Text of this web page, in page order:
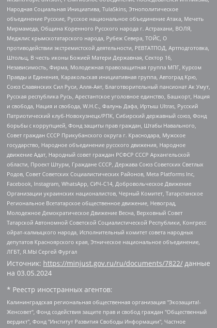
Народная Социальная Инициатива, TulaSkins, Этнополитическое
объединение Русские, Русское национальное объединение Атака, Мечеть
Мирмамеда, Община Коренного Русского народа г. Астрахани, ВОЛЯ,
Меджлис крымскотатарского народа, Рубеж Севера, ТОЙС, О
противодействии экстремистской деятельности, РЕВТАТПОД, Артподготовка,
Штольц, В честь иконы Божией Матери Державная, Сектор 16,
Независимость, Фирма, Молодежная правозащитная группа МПГ, Курсом
Правды и Единения, Каракольская инициативная группа, Автоград Крю,
Союз Славянских Сил Руси, Алля-Аят, Благотворительный пансионат Ак Умут,
Русская республика Русь, Арестантское уголовное единство, Башкорт, Нация
и свобода, Нация и свобода, W.H.С., Фалунь Дафа, Иртыш Ultras, Русский
Патриотический клуб-Новокузнецк/РПК, Сибирский державный союз, Фонд
борьбы с коррупцией, Фонд защиты прав граждан, Штабы Навального,
Совет граждан СССР Прикубанского округа г. Краснодара, Мужское
государство, Народное объединение русского движения, Народное
движение Адат, Народный совет граждан РСФСР СССР Архангельской
области, Проект Штурм, Граждане СССР, Держава Союз Советских Светлых
Родов, Совет Советских Социалистических Районов, Meta Platforms Inc,
Facebook, Instagram, WhatsApp, СИЧ-С14, Добровольческое Движение
Организации украинских националистов, Черный Комитет, Татарстанское
Региональное Всетатарское общественное движение, Невоград,
Молодежное Демократическое Движение Весна, Верховный Совет
Татарской Автономной Советской Социалистической Республики, Конгресс
ойрат-калмыцкого народа, Исполнительный комитет совета народных
депутатов Красноярского края, Этническое национальное объединение,
ЛГБТ, Я.МЫ Сергей Фургал
Источник: https://minjust.gov.ru/ru/documents/7822/ данные
на 03.05.2024
* Реестр иностранных агентов:
Калининградская региональная общественная организация "Экозащита!-Женсовет", Фонд содействия защите прав и свобод граждан "Общественный вердикт", Фонд "Институт Развития Свободы Информации", Частное учреждение "Информационное агентство МЕМО. РУ", Региональная общественная организация "Общественная комиссия по сохранению наследия академика Сахарова", Фонд поддержки свободы прессы, Санкт-Петербургская общественная правозащитная организация "Гражданский контроль", Межрегиональная общественная организация "Информационно-просветительский центр "Мемориал", Региональный Фонд "Центр Защиты Прав Средств Массовой Информации", с 05.12.2023 Фонд "Центр Защиты Прав Средств массовой информации", Региональная общественная благотворительная организация помощи беженцам и мигрантам "Гражданское содействие", Негосударственное образовательное учреждение дополнительного профессионального образования (повышение квалификации) специалистов "АКАДЕМИЯ ПО ПРАВАМ ЧЕЛОВЕКА", Свердловская региональная общественная организация "Сутяжник", Автономная некоммерческая организация "Центр независимых социологических исследований", Союз общественных объединений "Российский исследовательский центр по правам человека", Региональное общественное учреждение научно-информационный центр "МЕМОРИАЛ", Некоммерческая организация "Фонд защиты гласности", Автономная некоммерческая организация "Институт прав человека", Городская общественная организация "Екатеринбургское общество "МЕМОРИАЛ", Городская общественная организация "Рязанское историко-просветительское и правозащитное общество "Мемориал" (Рязанский Мемориал), Челябинский региональный орган общественной самодеятельности – женское общественное объединение "Женщины Евразии", Челябинский региональный орган общественной самодеятельности "Уральская правозащитная группа", Фонд содействия защите здоровья и социальной справедливости имени Андрея Рылькова, Автономная Некоммерческая Организация "Аналитический Центр Юрия Левады", Автономная некоммерческая организация социальной поддержки населения "Проект Апрель", Региональная общественная организация помощи женщинам и детям, находящимся в кризисной ситуации "Информационно-методический центр "Анна", Фонд содействия развитию массовых коммуникаций и правовому просвещению "Так-так-Так", Фонд содействия устойчивому развитию "Серебряная тайга", Свердловский региональный общественный фонд социальных проектов "Новое время", "Idel.Реалии", Кавказ.Реалии, Крым.Реалии, Телеканал Настоящее Время, Татаро-башкирская служба Радио Свобода (Azatliq Radiosi), Радио Свободная Европа/Радио Свобода (PCE/PC), "Сибирь.Реалии", "Фактограф", Благотворительный фонд помощи осужденным и их семьям, Автономная некоммерческая организация "Институт глобализации и социальных движений", Фонд "В защиту прав заключенных", Частное учреждение "Центр поддержки и содействия развитию средств массовой информации", Пензенский региональный общественный благотворительный фонд "Гражданский союз", "Север.Реалии", Некоммерческая организация Фонд "Правовая инициатива", Общество с ограниченной ответственностью "Радио Свободная Европа/Радио Свобода", Чешское информационное агентство "MEDIUM-ORIENT", Красноярская региональная общественная организация "Мы против СПИДа", Камалягин Денис Николаевич, Маркелов Сергей Евгеньевич, Пономарев Лев Александрович, Савицкая Людмила Алексеевна, Автономная некоммерческая организация "Центр по работе с проблемой насилия "НАСИЛИЮ.НЕТ", Межрегиональный профессиональный союз работников здравоохранения "Альянс врачей", Юридическое лицо, зарегистрированное в Латвийской Республике, SIA "Medusa Project" (регистрационный номер 40103797863, дата регистрации 10.06.2014), Некоммерческая организация "Фонд по борьбе с коррупцией", Автономная некоммерческая организация "Институт права и публичной политики", Баданин Роман Сергеевич, Гликин Максим Александрович, Железнова Мария Михайловна, Лукьянова Юлия Сергеевна, Маетная Елизавета Витальевна, Маняхин Петр Борисович, Чуракова Ольга Владимировна, Ярош Юлия Петровна, Юридическое лицо "The Insider SIA", зарегистрированное в Риге, Латвийская Республика (дата регистрации 26.06.2015), являющееся администратором доменного имени интернет-издания "The Insider SIA", https://theins.ru, Постернак Алексей Евгеньевич, Рубин Михаил Аркадьевич, Анин Роман Александрович, Юридическое лицо Istories fonds, зарегистрированное в Латвийской Республике (регистрационный номер 50008295751, дата регистрации 24.02.2020), Великовский Дмитрий Александрович, Долинина Ирина Николаевна, Мароховская Алеся Алексеевна, Шлейнов Роман Юрьевич, Шмагун Олеся Валентиновна, Общество с ограниченной ответственностью "Альтаир 2021", Общество с ограниченной ответственностью "Вега 2021", Общество с ограниченной ответственностью "Главный редактор 2021", Общество с ограниченной ответственностью "Ромашки монолит", Важенков Артем Валерьевич, Ивановская областная общественная организация "Центр гендерных исследований", Гурман Юрий Альбертович, Медиапроект "ОВД-Инфо", Егоров Владимир Владимирович, Жилинский Владимир Александрович, Общество с ограниченной ответственностью "ЗП", Иванова София Юрьевна, Карезина Инна Павловна, Кильтау Екатерина Викторовна, Петров Алексей Викторович, Пискунов Сергей Евгеньевич, Смирнов Сергей Сергеевич, Тихонов Михаил Сергеевич, Общество с ограниченной ответственностью "ЖУРНАЛИСТ-ИНОСТРАННЫЙ АГЕНТ", Арапова Галина Юрьевна, Вольтская Татьяна Анатольевна, Американская компания "Mason G.E.S. Anonymous Foundation" (США), являющаяся владельцем интернет-издания https://mnews.world/, Компания "Stichting Bellingcat", зарегистрированная в Нидерландах (дата регистрации 11.07.2018), Захаров Андрей Вячеславович, Клепиковская Екатерина Дмитриевна, Общество с ограниченной ответственностью "МЕМО", Перл Роман Александрович, Симонов Евгений Алексеевич, Соловьева Елена Анатольевна, Сотников Даниил Владимирович, Сурначева Елизавета Дмитриевна, Автономная некоммерческая организация по защите прав человека и информированию населения "Якутия – Наше Мнение", Общество с ограниченной ответственностью "Москоу диджитал медиа", с 26.01.2023 Общество с ограниченной ответственностью "Чайка Белые сады", Ветошкина Валерия Валерьевна, Заговора Максим Александрович, Межрегиональное общественное движение "Российская ЛГБТ - сеть", Оленичев Максим Владимирович, Павлов Иван Юрьевич, Скворцова Елена Сергеевна, Общество с ограниченной ответственностью "Как бы инагент", Кочетков Игорь Викторович, Общество с ограниченной ответственностью "Честные выборы", Еланчик Олег Александрович, Общество с ограниченной ответственностью "Нобелевский призыв", Гималова Регина Эмилевна, Григорьев Андрей Валерьевич, Григорьева Алина Александровна, Ассоциация по содействию защите прав призывников, альтернативнослужащих и военнослужащих "Правозащитная группа "Гражданин.Армия.Право", Хисамова Регина Фаритовна, Автономная некоммерческая организация по реализации социально-правовых программ "Лилит", Дальневосточное общественное движение "Маяк", Санкт-Петербургская ЛГБТ-инициативная группа "Выход", Инициативная группа ЛГБТ+ "Реверс", Алексеев Андрей Викторович, Бекбулатова Таисия Львовна, Беляев Иван Михайлович, Владыкина Елена Сергеевна, Гельман Марат Александрович, Никульшина Вероника Юрьевна, Толоконникова Надежда Андреевна, Шендерович Виктор Анатольевич, Общество с ограниченной ответственностью "Данное сообщение", Общество с ограниченной ответственностью Издательский дом "Новая глава", Айнбиндер Александра Александровна, Московский комьюнити-центр для ЛГБТ+инициатив, Благотворительный фонд развития филантропии, Deutsche Welle (Германия, Kurt-Schumacher-Strasse 3, 53113 Bonn), Борзунова Мария Михайловна, Воробьев Виктор Викторович, Голубева Анна Львовна, Константинова Алла Михайловна, Малкова Ирина Владимировна, Мурадов Мурад Абдулгалимович, Осетинская Елизавета Николаевна, Понасенков Евгений Николаевич, Ганапольский Матвей Юрьевич, Киселев Евгений Алексеевич, Борухович Ирина Григорьевна, Дремин Иван Тимофеевич, Дубровский Дмитрий Викторович, Красноярская региональная общественная организация поддержки и развития альтернативных образовательных технологий и межкультурных коммуникаций "ИНТЕРРА", Маяковская Екатерина Алексеевна, Фейгин Марк Захарович, Филимонов Андрей Викторович, Дзугкоева Регина Николаевна, Доброхотов Роман Александрович, Дудь Юрий Александрович, Елкин Сергей Владимирович, Кругликов Кирилл Игоревич, Сабунаева Мария Леонидовна, Семенов Алексей Владимирович, Шаинян Карен Багратович, Шульман Екатерина Михайловна, Асафьев Артур Валерьевич, Вахштайн Виктор Семенович, Венедиктов Алексей Алексеевич, Лушникова Екатерина Евгеньевна, Волков Леонид Михайлович, Невзоров Александр Глебович, Пархоменко Сергей Борисович, Сироткин Ярослав Николаевич, Кара-Мурза Владимир Владимирович, Баранова Наталья Владимировна, Гозман Леонид Яковлевич, Кагарлицкий Борис Юльевич, Климарев Михаил Валерьевич, Милов Владимир Станиславович, Автономная некоммерческая организация Краснодарский центр современного искусства "Типография", Моргенштерн Алишер Тагирович, Соболь Любовь Эдуардовна, Общество с ограниченной ответственностью "ЛИЗА НОРМ", Каспаров Гарри Кимович, Ходорковский Михаил Борисович, Общество с ограниченной ответственностью "Апрельские тезисы", Данилович Ирина Брониславовна, Кашин Олег Владимирович, Петров Николай Владимирович, Пивоваров Алексей Владимирович, Соколов Михаил Владимирович, Цветкова Юлия Владимировна, Чичваркин Евгений Александрович, Комитет против пыток/Команда против пыток, Общество с ограниченной ответственностью "Первый научный", Общество с ограниченной ответственностью "Вертолет и ко", Белоцерковская Вероника Борисовна, Кац Максим Евгеньевич, Лазарева Татьяна Юрьевна, Шаведдинов Руслан Табризович, Яшин Илья Валерьевич, Общество с ограниченной ответственностью "Иноагент ААВ", Алешковский Дмитрий Петрович, Альбац Евгения Марковна, Быков Дмитрий Львович, Галямина Юлия Евгеньевна, Лойко Сергей Леонидович, Мартынов Кирилл Константинович, Медведев Сергей Александрович, Крашенинников Федор Геннадиевич, Гордеева Катерина Вл